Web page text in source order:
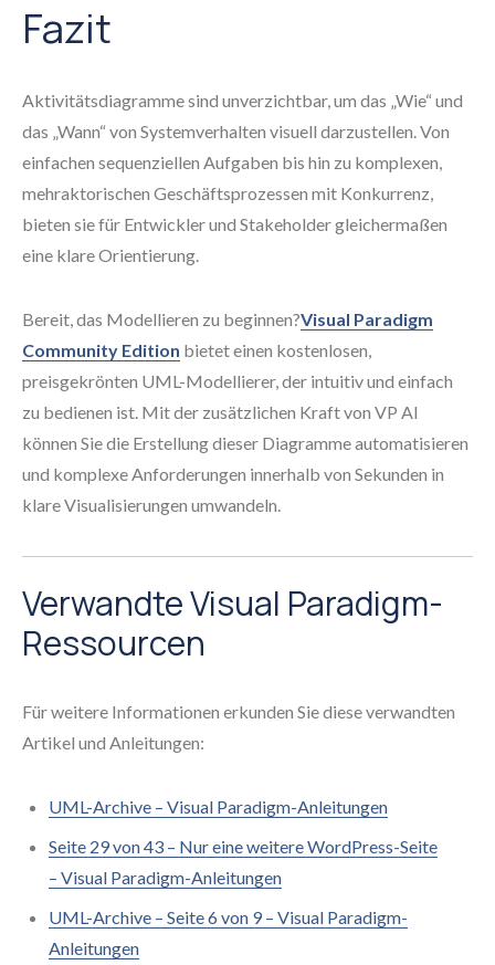
Fazit
Aktivitätsdiagramme sind unverzichtbar, um das „Wie“ und
das „Wann“ von Systemverhalten visuell darzustellen. Von
einfachen sequenziellen Aufgaben bis hin zu komplexen,
mehraktorischen Geschäftsprozessen mit Konkurrenz,
bieten sie für Entwickler und Stakeholder gleichermaßen
eine klare Orientierung.
Bereit, das Modellieren zu beginnen?Visual Paradigm
Community Edition bietet einen kostenlosen,
preisgekrönten UML-Modellierer, der intuitiv und einfach
zu bedienen ist. Mit der zusätzlichen Kraft von VP AI
können Sie die Erstellung dieser Diagramme automatisieren
und komplexe Anforderungen innerhalb von Sekunden in
klare Visualisierungen umwandeln.
Verwandte Visual Paradigm-
Ressourcen
Für weitere Informationen erkunden Sie diese verwandten
Artikel und Anleitungen:
UML-Archive – Visual Paradigm-Anleitungen
Seite 29 von 43 – Nur eine weitere WordPress-Seite
– Visual Paradigm-Anleitungen
UML-Archive – Seite 6 von 9 – Visual Paradigm-
Anleitungen